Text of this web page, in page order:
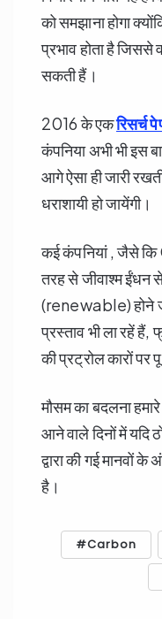
को समझाना होगा
प्रभाव होता है
सकती हैं।
2016 के एकरिसर्च
कंपनिया अभी भी इस
आगे ऐसा ही जारी
धराशायी हो जायेंगी।
कई कंपनियां , जैसे
तरह से जीवाश्म ईंधन
(renewable) होने
प्रस्ताव भी ला रहें
की प्रट्रोल कारों पर
मौसम का बदलना
आने वाले दिनों में यदि
द्वारा की गई मानवों
है।
Carbon